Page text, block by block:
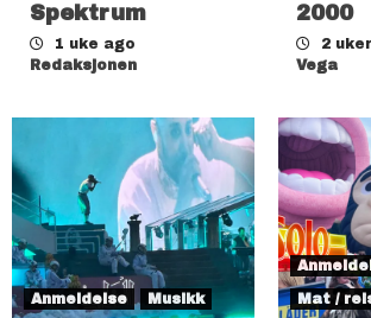
Spektrum
1 uke ago
Redaksjonen
2000
2
Vega
Anmeldelse Musikk
Mat /